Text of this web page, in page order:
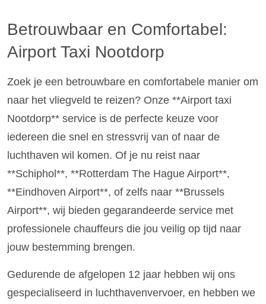
Betrouwbaar en Comfortabel:
Airport Taxi Nootdorp
Zoek je een betrouwbare en comfortabele manier om
naar het vliegveld te reizen? Onze **Airport taxi
Nootdorp** service is de perfecte keuze voor
iedereen die snel en stressvrij van of naar de
luchthaven wil komen. Of je nu reist naar
**Schiphol**, **Rotterdam The Hague Airport**,
**Eindhoven Airport**, of zelfs naar **Brussels
Airport**, wij bieden gegarandeerde service met
professionele chauffeurs die jou veilig op tijd naar
jouw bestemming brengen.
Gedurende de afgelopen 12 jaar hebben wij ons
gespecialiseerd in luchthavenvervoer, en hebben we